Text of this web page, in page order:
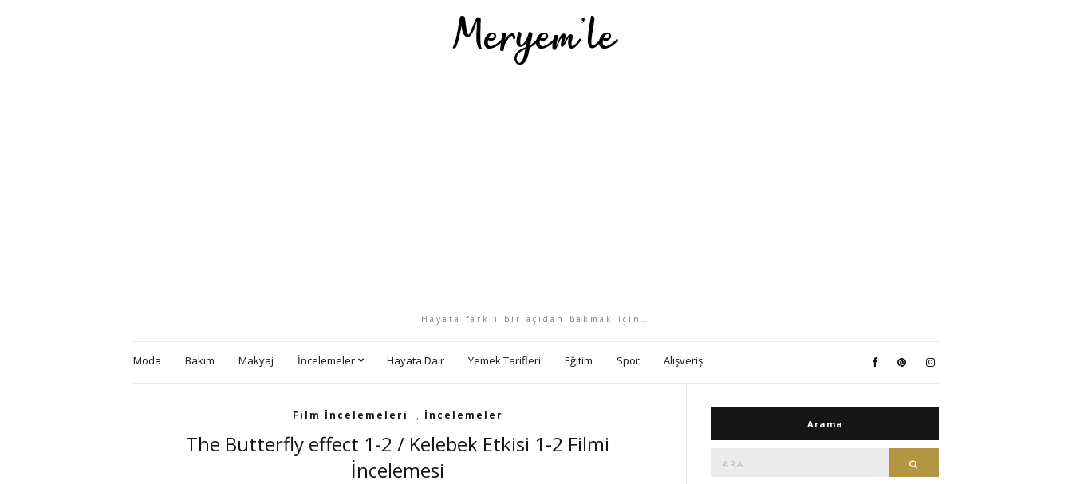
Hayata farklı bir açıdan bakmak için…
Moda Bakım Makyaj İncelemeler Hayata Dair Yemek Tarifleri Eğitim Spor Alışveriş
Film İncelemeleri , İncelemeler
The Butterfly effect 1-2 / Kelebek Etkisi 1-2 Filmi
İncelemesi
Arama